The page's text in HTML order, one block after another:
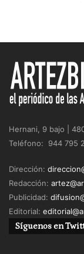
Hernani, 9 bajo |
Teléfono: 944 795
Dirección:
Redacción:
Publicidad:
Editorial:
Síguenos en